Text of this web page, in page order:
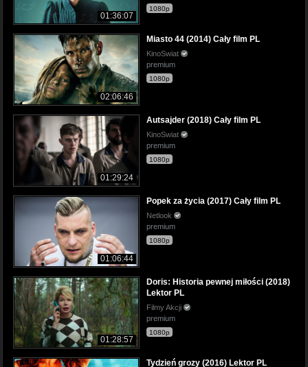
01:36:07
1080p
02:06:46
Miasto 44 (2014) Cały film PL
KinoSwiat
premium
1080p
01:29:24
Autsajder (2018) Cały film PL
KinoSwiat
premium
1080p
01:06:44
Popek za życia (2017) Cały film PL
Netlook
premium
1080p
01:28:57
Doris: Historia pewnej miłości (2018)
Lektor PL
Filmy Akcji
premium
1080p
Tydzień grozy (2016) Lektor PL